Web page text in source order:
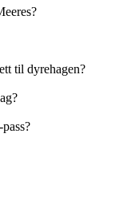
til dyrehagen?